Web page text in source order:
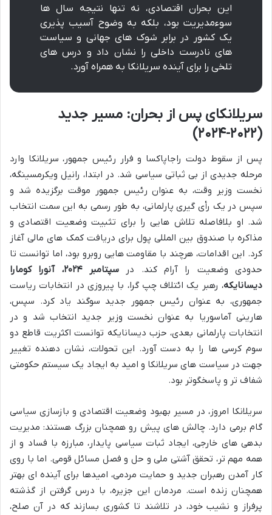
این بحران اقتصادی، نه تنها نتیجه سال ها
سوءمدیریت بود، بلکه به وضوح آسیب پذیری
یک کشور در برابر شوک های جهانی و سیاست
های نادرست داخلی را نشان داد و درس های
تلخی را برای آینده سریلانکا به همراه آورد.
سریلانکای پس از بحران: مسیر جدید
(۲۰۲۲-۲۰۲۴)
پس از سقوط دولت راجاپاکسا و فرار رئیس جمهور، سریلانکا وارد
مرحله جدیدی از بی ثباتی سیاسی شد. در ابتدا، رانیل ویکرمسینگه،
نخست وزیر وقت، به عنوان رئیس جمهور موقت برگزیده شد و
سپس در یک رأی گیری پارلمانی، به طور رسمی به این سمت انتخاب
شد. او بلافاصله تلاش هایی را برای تثبیت وضعیت اقتصادی و
مذاکره با صندوق بین المللی پول برای دریافت کمک های مالی آغاز
کرد. این اقدامات، هرچند با مقاومت هایی روبرو بود، اما توانست تا
حدودی وضعیت را آرام کند. در
سپتامبر ۲۰۲۴، آنورا کومارا
دیسانایکه، رهبر یک ائتلاف چپ گرا، با پیروزی در انتخابات ریاست
جمهوری، به عنوان رئیس جمهور جدید سوگند یاد کرد. سپس،
هارینی آماسوریا به عنوان نخست وزیر جدید انتخاب شد و در
انتخابات پارلمانی بعدی، حزب دیسانایکه توانست اکثریت قاطع دو
سوم کرسی ها را به دست آورد. این تحولات، نشان دهنده تغییر
جهت در سیاست های سریلانکا و امید به ایجاد یک سیستم حکومتی
شفاف تر و پاسخگوتر بود.
سریلانکا امروز، در مسیر بهبود وضعیت اقتصادی و بازسازی سیاسی
گام برمی دارد. چالش های پیش رو همچنان بزرگ هستند: مدیریت
بدهی های خارجی، ایجاد ثبات سیاسی پایدار، مبارزه با فساد و از
همه مهم تر، تحقق آشتی ملی و حل و فصل مسائل قومی. اما با روی
کار آمدن رهبران جدید و حمایت مردمی، امیدها برای آینده ای بهتر
همچنان زنده است. مردمان این جزیره، با درس گرفتن از گذشته
پرفراز و نشیب خود، در تلاشند تا کشوری بسازند که در آن صلح،